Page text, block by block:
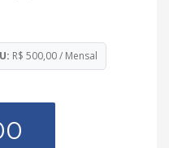
R$ 500,00 / Mensal